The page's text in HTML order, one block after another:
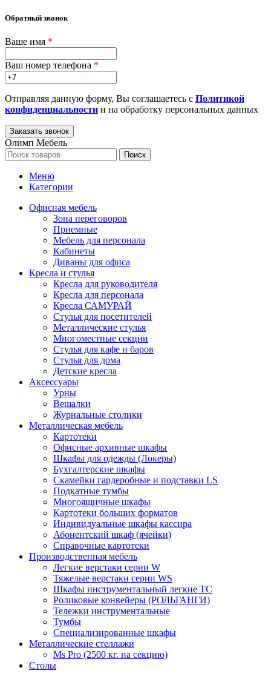
Обратный звонок
Ваше имя *
Ваш номер телефона *
Отправляя данную форму, Вы соглашаетесь с Политикой
конфиденциальности и на обработку персональных данных
Олимп Мебель
Поиск
Меню
Категории
Офисная мебель
Зона переговоров
Приемные
Мебель для персонала
Кабинеты
Диваны для офиса
Кресла и стулья
Кресла для руководителя
Кресла для персонала
Кресла САМУРАЙ
Стулья для посетителей
Металлические стулья
Многоместные секции
Стулья для кафе и баров
Стулья для дома
Детские кресла
Аксессуары
Урны
Вешалки
Журнальные столики
Металлическая мебель
Картотеки
Офисные архивные шкафы
Шкафы для одежды (Локеры)
Бухгалтерские шкафы
Скамейки гардеробные и подставки LS
Подкатные тумбы
Многоящичные шкафы
Картотеки больших форматов
Индивидуальные шкафы кассира
Абонентский шкаф (ячейки)
Справочные картотеки
Производственная мебель
Легкие верстаки серии W
Тяжелые верстаки серии WS
Шкафы инструментальный легкие ТС
Роликовые конвейеры (РОЛЬГАНГИ)
Тележки инструментальные
Тумбы
Специализированные шкафы
Металлические стеллажи
Ms Pro (2500 кг. на секцию)
Столы